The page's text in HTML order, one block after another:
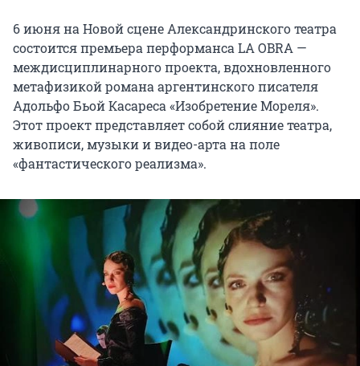
6 июня на Новой сцене Александринского театра
состоится премьера перформанса LA OBRA —
междисциплинарного проекта, вдохновленного
метафизикой романа аргентинского писателя
Адольфо Бьой Касареса «Изобретение Мореля».
Этот проект представляет собой слияние театра,
живописи, музыки и видео-арта на поле
«фантастического реализма».